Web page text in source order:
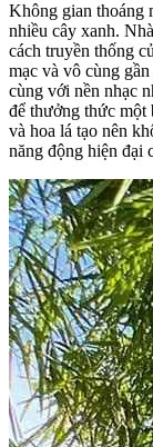
Không gian thoáng
nhiều cây xanh.
cách truyền thống
mạc và vô cùng
cùng với nền nhạc
để thưởng thức một
và hoa lá tạo nên
năng động hiện đại